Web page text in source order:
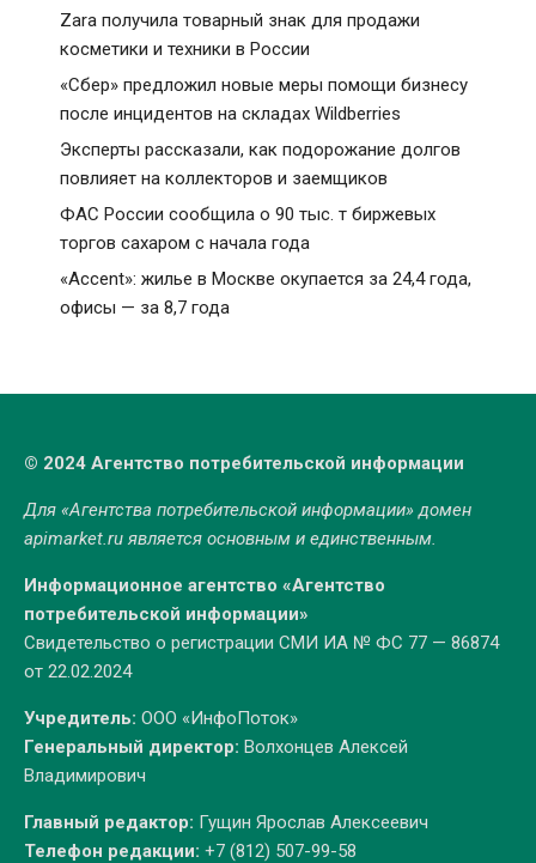
Zara получила товарный знак для продажи
косметики и техники в России
«Сбер» предложил новые меры помощи бизнесу
после инцидентов на складах Wildberries
Эксперты рассказали, как подорожание долгов
повлияет на коллекторов и заемщиков
ФАС России сообщила о 90 тыс. т биржевых
торгов сахаром с начала года
«Accent»: жилье в Москве окупается за 24,4 года,
офисы — за 8,7 года
© 2024 Агентство потребительской информации
Для «Агентства потребительской информации» домен
apimarket.ruявляется основным и единственным.
Информационное агентство «Агентство
потребительской информации»
Свидетельство о регистрации СМИ ИА № ФС 77 — 86874
от 22.02.2024
Учредитель: ООО «ИнфоПоток»
Генеральный директор: Волхонцев Алексей
Владимирович
Главный редактор: Гущин Ярослав Алексеевич
Телефон редакции: +7 (812) 507-99-58